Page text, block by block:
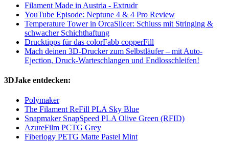
Filament Made in Austria - Extrudr
YouTube Episode: Neptune 4 & 4 Pro Review
Temperature Tower in OrcaSlicer: Schluss mit Stringing &
schwacher Schichthaftung
Drucktipps für das colorFabb copperFill
Mach deinen 3D-Drucker zum Selbstläufer – mit Auto-
Ejection, Druck-Warteschlangen und Endlosschleifen!
3DJake entdecken:
Polymaker
The Filament ReFill PLA Sky Blue
Snapmaker SnapSpeed PLA Olive Green (RFID)
AzureFilm PCTG Grey
Fiberlogy PETG Matte Pastel Mint